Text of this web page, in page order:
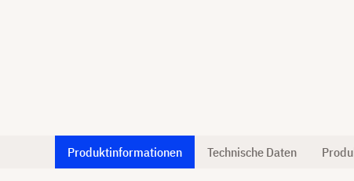
Produktinformationen Technische Daten